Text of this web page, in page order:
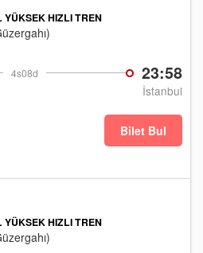
4s08d 23:58
İstanbul
HIZLI TREN
Bilet Bul
HIZLI TREN